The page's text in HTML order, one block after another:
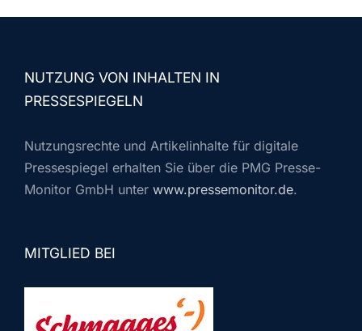
NUTZUNG VON INHALTEN IN
PRESSESPIEGELN
Nutzungsrechte und Artikelinhalte für digitale
Pressespiegel erhalten Sie über die PMG Presse-
Monitor GmbH unter www.pressemonitor.de.
MITGLIED BEI